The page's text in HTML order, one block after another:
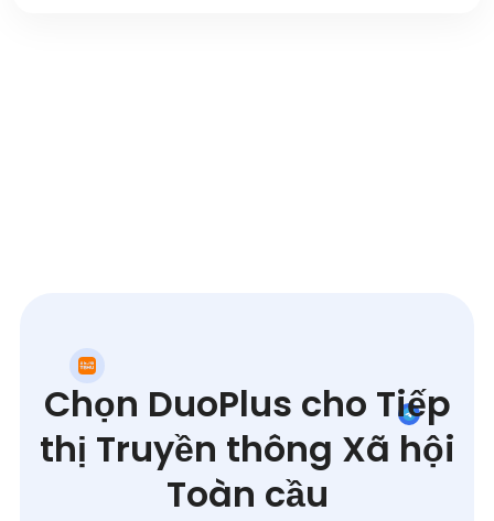
Chọn DuoPlus cho Tiếp
thị Truyền thông Xã hội
Toàn cầu